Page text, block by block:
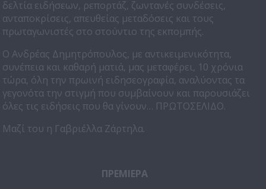
δελτία ειδήσεων, ρεπορτάζ, ζωντανές συνδέσεις,
ανταποκρίσεις, απευθείας μεταδόσεις και τους
πρωταγωνιστές στο στούντιο της εκπομπής.
Ο Ανδρέας Δημητρόπουλος, με αντικειμενικότητα,
συνέπεια και καθαρή ματιά, μας μεταφέρει, 10 χρόνια
τώρα, όλη την πρωινή ειδησεογραφία, αναλύοντας τα
γεγονότα την στιγμή που συμβαίνουν και παρουσιάζει
όλες τις ειδήσεις που θα γίνουν… ΠΡΩΤΟΣΕΛΙΔΟ.
Μαζί του η Γαβριέλλα Ζάρτηλα.
ΠΡΕΜΙΕΡΑ